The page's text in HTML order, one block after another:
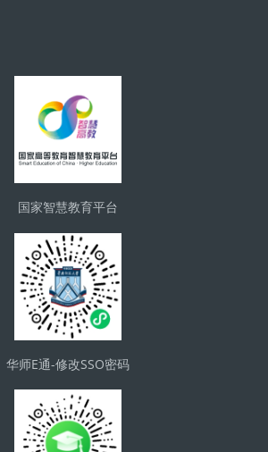
国家智慧教育平台
华师E通-修改SSO密码